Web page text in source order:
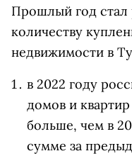
Прошлый год
количеству
недвижимости в
в 2022 году
домов и
больше, чем в
сумме за